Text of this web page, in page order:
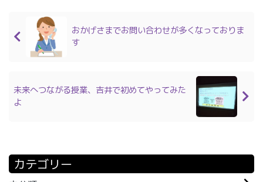
おかげさまでお問い合わせが多くなっておりま
す
未来へつながる授業、吉井で初めてやってみた
よ
カテゴリー